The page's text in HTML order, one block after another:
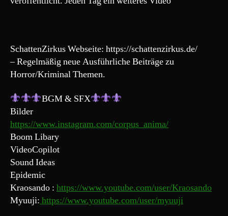
SchattenZirkus Webseite: https://schattenzirkus.de/
– Regelmäßig neue Ausführliche Beiträge zu
Horror/Kriminal Themen.
BGM & SFX
Bilder
https://www.instagram.com/corpus_anima/
Boom Libary
VideoCopilot
Sound Ideas
Epidemic
Kraosando : https://www.youtube.com/user/Kraosando
Myuuji: https://www.youtube.com/user/myuuji